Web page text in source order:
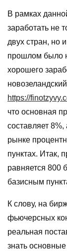
В рамках
заработать не
двух стран, но
прошлом было
хорошего
https://
что основная
составляет
рынке
пунктах. Итак,
равняется 800
базисным
К слову, на
фьючерсных
реальная
знать